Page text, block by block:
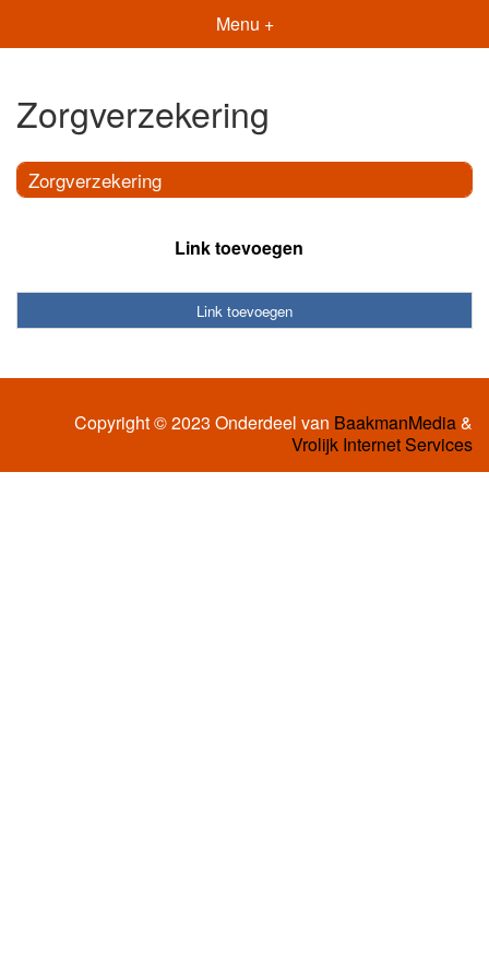
Menu +
Zorgverzekering
Zorgverzekering
Link toevoegen
Link toevoegen
Copyright © 2023 Onderdeel van BaakmanMedia&
Vrolijk Internet Services